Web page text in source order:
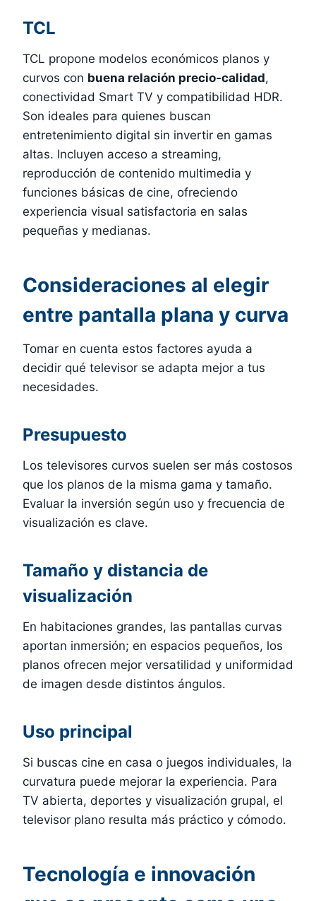
TCL
TCL propone modelos económicos planos y
curvos con buena relación precio-calidad,
conectividad Smart TV y compatibilidad HDR.
Son ideales para quienes buscan
entretenimiento digital sin invertir en gamas
altas. Incluyen acceso a streaming,
reproducción de contenido multimedia y
funciones básicas de cine, ofreciendo
experiencia visual satisfactoria en salas
pequeñas y medianas.
Consideraciones al elegir
entre pantalla plana y curva
Tomar en cuenta estos factores ayuda a
decidir qué televisor se adapta mejor a tus
necesidades.
Presupuesto
Los televisores curvos suelen ser más costosos
que los planos de la misma gama y tamaño.
Evaluar la inversión según uso y frecuencia de
visualización es clave.
Tamaño y distancia de
visualización
En habitaciones grandes, las pantallas curvas
aportan inmersión; en espacios pequeños, los
planos ofrecen mejor versatilidad y uniformidad
de imagen desde distintos ángulos.
Uso principal
Si buscas cine en casa o juegos individuales, la
curvatura puede mejorar la experiencia. Para
TV abierta, deportes y visualización grupal, el
televisor plano resulta más práctico y cómodo.
Tecnología e innovación